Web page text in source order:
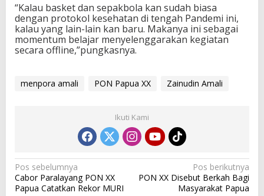
e
n
g
a
h
n
m
i
“Kalau basket dan sepakbola kan sudah biasa
dengan protokol kesehatan di tengah Pandemi ini,
kalau yang lain-lain kan baru. Makanya ini sebagai
momentum belajar menyelenggarakan kegiatan
secara offline,”pungkasnya.
menpora amali PON Papua XX Zainudin Amali
Ikuti Kami
N
a
Pos sebelumnya
Cabor Paralayang PON XX
Papua Catatkan Rekor MURI
Pos berikutnya
PON XX Disebut Berkah Bagi
Masyarakat Papua